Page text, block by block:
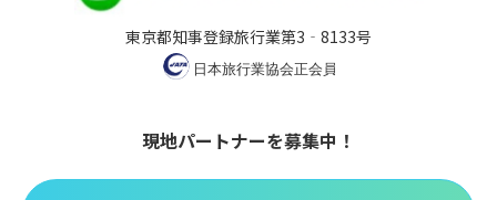
東京都知事登録旅行業第3‐8133号
現地パートナーを募集中！